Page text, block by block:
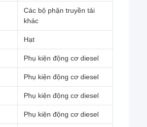
Các bộ phận truyền tải
khác
Hạt
Phụ kiện động cơ diesel
Phụ kiện động cơ diesel
Phụ kiện động cơ diesel
Phụ kiện động cơ diesel